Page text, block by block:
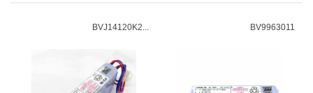
BVJ14120K2... BV9963011